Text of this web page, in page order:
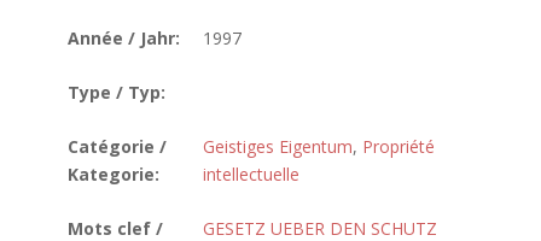
Année / Jahr: 1997
Type / Typ:
Catégorie /
Kategorie:
Geistiges Eigentum, Propriété
intellectuelle
Mots clef /
GESETZ UEBER DEN SCHUTZ